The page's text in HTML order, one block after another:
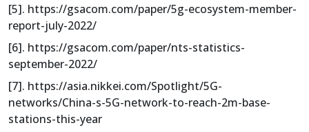
[5]. https://gsacom.com/paper/5g-ecosystem-member-
report-july-2022/
[6]. https://gsacom.com/paper/nts-statistics-
september-2022/
[7]. https://asia.nikkei.com/Spotlight/5G-
networks/China-s-5G-network-to-reach-2m-base-
stations-this-year